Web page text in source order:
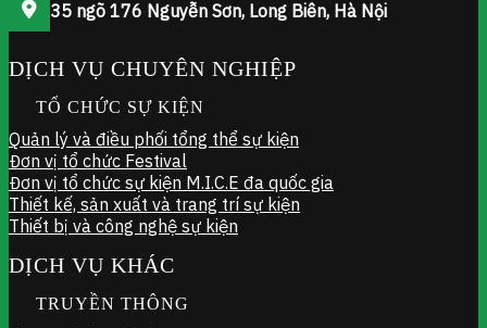
35 ngõ 176 Nguyễn Sơn, Long Biên, Hà Nội
DỊCH VỤ CHUYÊN NGHIỆP
TỔ CHỨC SỰ KIỆN
Quản lý và điều phối tổng thể sự kiện
Đơn vị tổ chức Festival
Đơn vị tổ chức sự kiện M.I.C.E đa quốc gia
Thiết kế, sản xuất và trang trí sự kiện
Thiết bị và công nghệ sự kiện
DỊCH VỤ KHÁC
TRUYỀN THÔNG